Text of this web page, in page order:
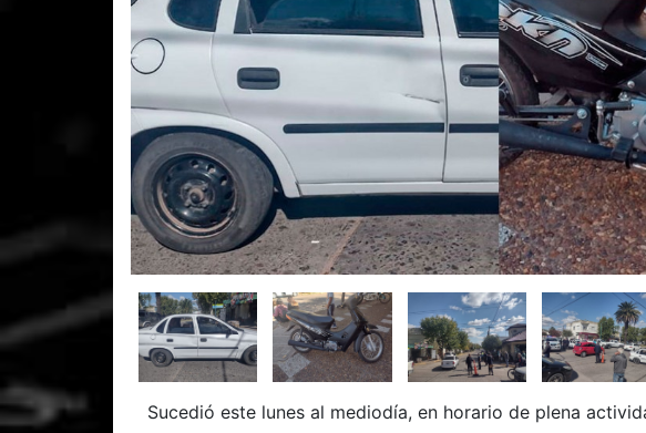
Sucedió este lunes al mediodía, en horario de plena